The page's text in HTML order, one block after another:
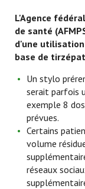
L'Agence
de santé
d'une
base de
Un stylo
serait parfois
exemple 8
prévues.
Certains
volume
réseaux